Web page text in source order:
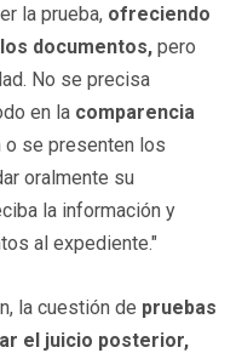
la prueba, ofreciendo
documentos, pero
No se precisa
en la comparencia
o se presenten los
oralmente su
la información y
al expediente."
la cuestión de pruebas
el juicio posterior,